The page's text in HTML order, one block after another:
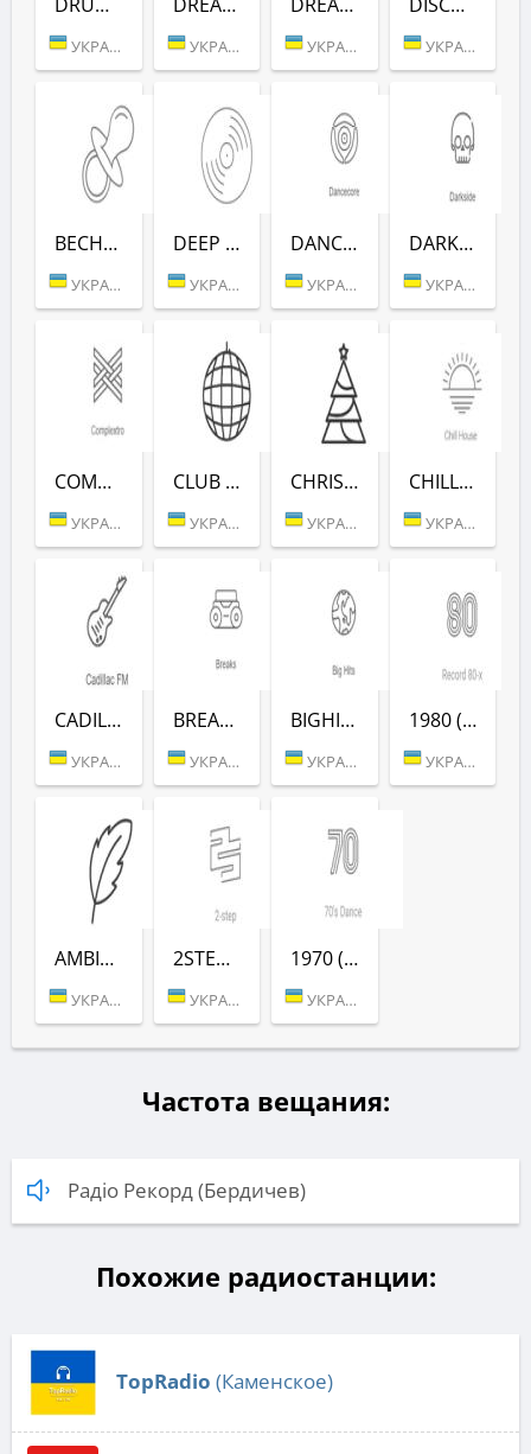
УКРАИНА (БЕРДИЧЕВ) УКРАИНА (БЕРДИЧЕВ) УКРАИНА (БЕРДИЧЕВ) УКРАИНА (БЕРДИЧЕВ)
ВЕСНУШКА FM (РАДІО РЕКОРД)
УКРАИНА (БЕРДИЧЕВ)
DEEP (РАДІО РЕКОРД)
УКРАИНА (БЕРДИЧЕВ)
DANCE CORE (РАДІО РЕКОРД)
УКРАИНА (БЕРДИЧЕВ)
DARKSIDE (РАДІО РЕКОРД)
УКРАИНА (БЕРДИЧЕВ)
COMPLEXTRO (РАДІО РЕКОРД)
УКРАИНА (БЕРДИЧЕВ)
CLUB (РАДІО РЕКОРД)
УКРАИНА (БЕРДИЧЕВ)
CHRISTMAS (РАДІО РЕКОРД)
УКРАИНА (БЕРДИЧЕВ)
CHILL HOUSE (РАДІО РЕКОРД)
УКРАИНА (БЕРДИЧЕВ)
CADILLAC (РАДІО РЕКОРД)
УКРАИНА (БЕРДИЧЕВ)
BREAKS (РАДІО РЕКОРД)
УКРАИНА (БЕРДИЧЕВ)
BIGHITS (РАДІО РЕКОРД)
УКРАИНА (БЕРДИЧЕВ)
1980 (РАДІО РЕКОРД)
УКРАИНА (БЕРДИЧЕВ)
AMBIENT (РАДІО РЕКОРД)
УКРАИНА (БЕРДИЧЕВ)
2STEP (РАДІО РЕКОРД)
УКРАИНА (БЕРДИЧЕВ)
1970 (РАДІО РЕКОРД)
УКРАИНА (БЕРДИЧЕВ)
Частота вещания:
Радіо Рекорд (Бердичев)
Похожие радиостанции:
TopRadio (Каменское)